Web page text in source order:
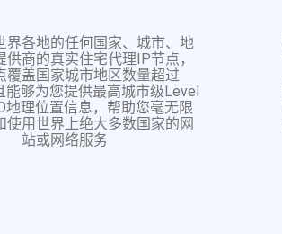
界各地的任何国家、城市、地
供商的真实住宅代理IP节点，
覆盖国家城市地区数量超过
能够为您提供最高城市级Level
地理位置信息，帮助您毫无限
使用世界上绝大多数国家的网
站或网络服务